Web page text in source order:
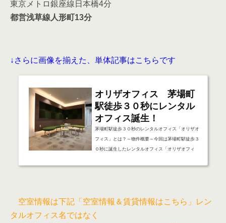
東京メトロ銀座線日本橋4分
都営浅草線人形町13分
↓さらに画像を揃えた、単体記事はこちらです
オリザオフィス 茅場町
駅徒歩３０秒にレンタル
オフィス誕生！
茅場町駅徒歩３０秒のレンタルオフィス「オリザオ
フィス」とは？～物件概要～今回は茅場町駅徒歩３
０秒に誕生したレンタルオフィス「オリザオフィ
か30秒に誕生したオリザオフィスはインターネッ
ス」～プライベートルームのご紹介～オフィスにト
い、、電気がつかなくなった、、などトラブルは働
空室情報は下記「空室情報＆賃貸情報はこちら」レン
タルオフィス名ではなく